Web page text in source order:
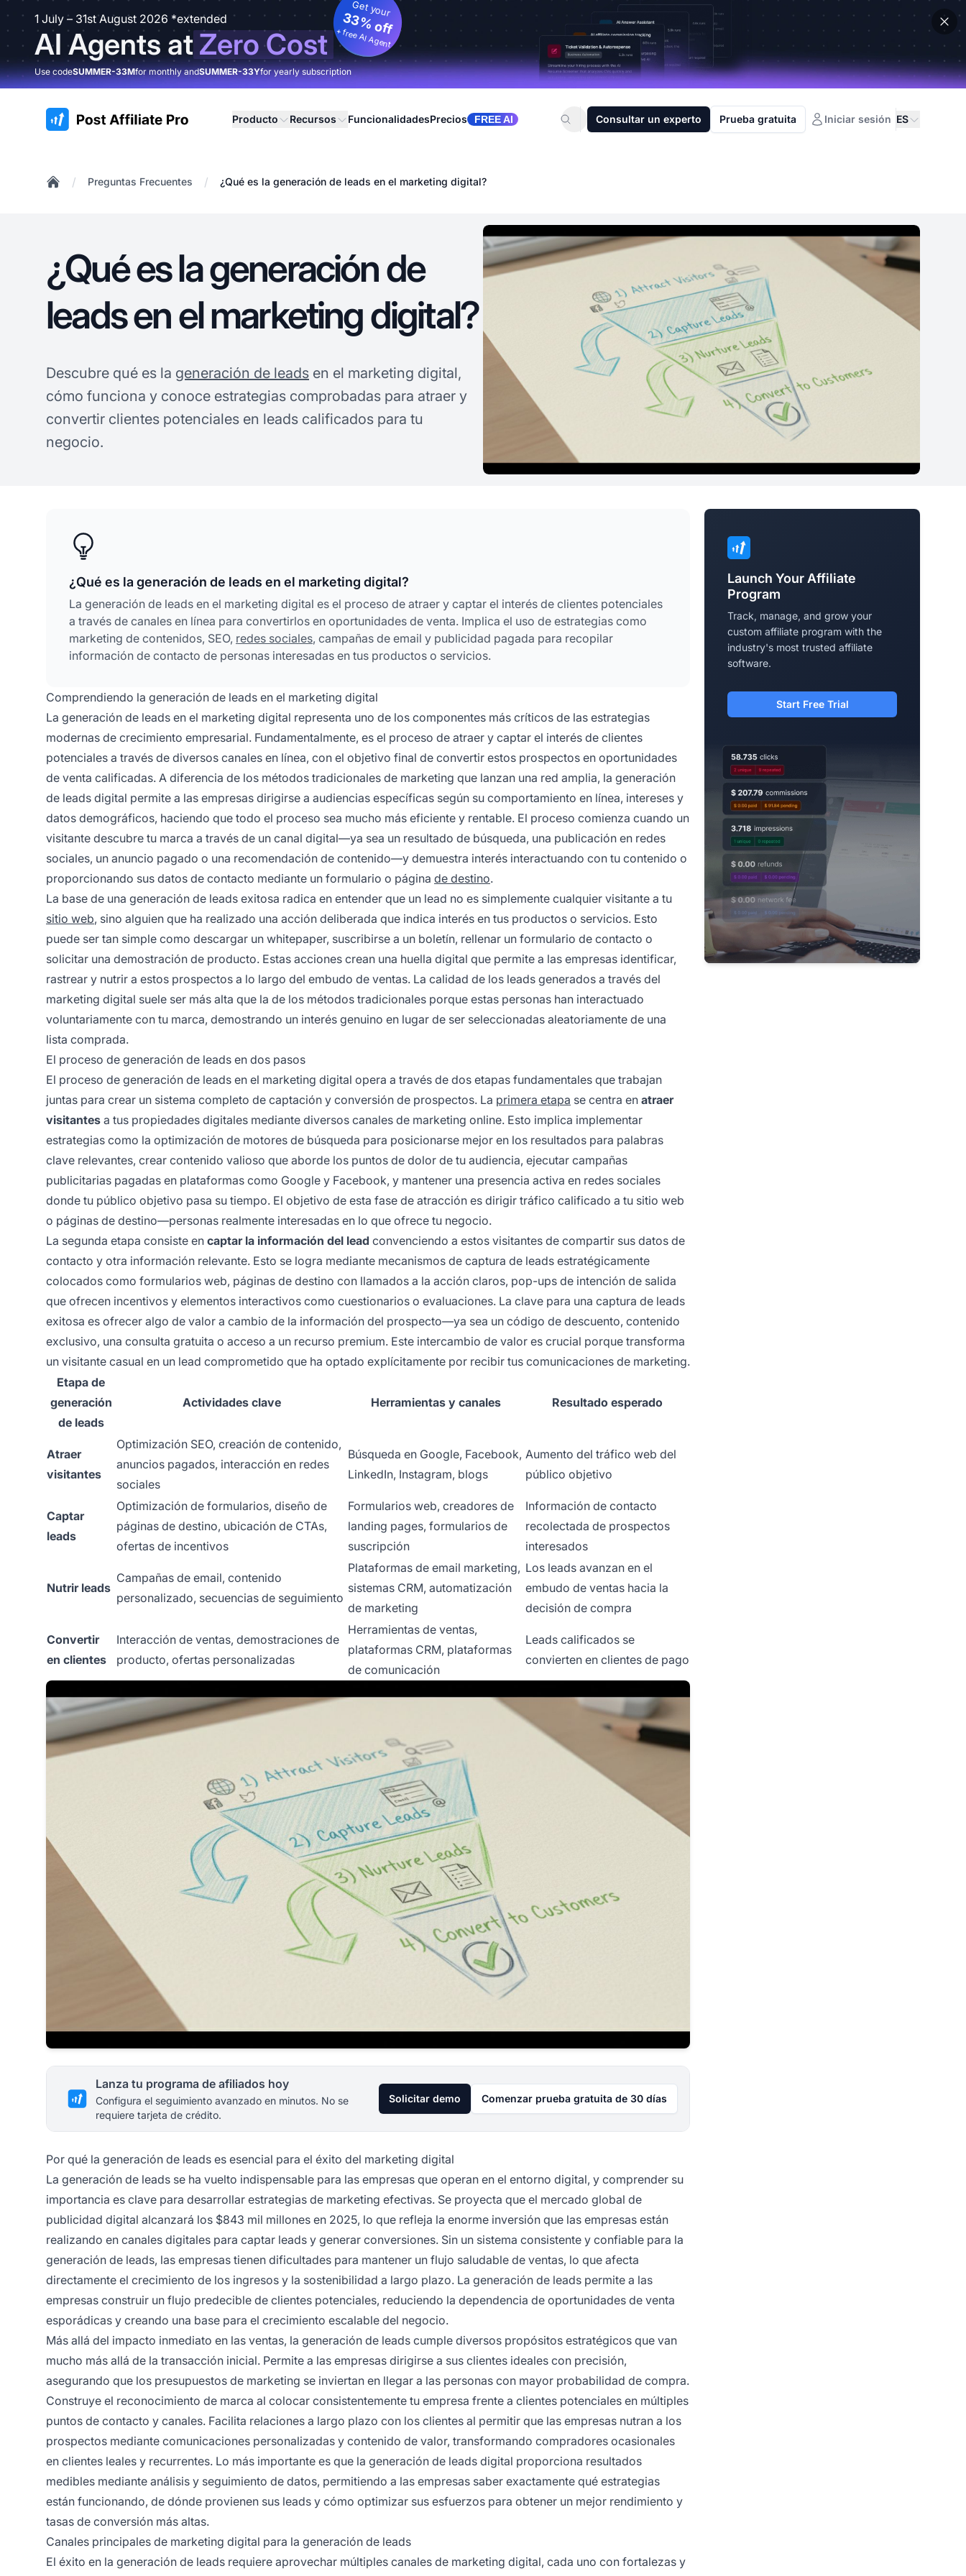
1 July – 31st August 2026 *extended
AI Agents atZero Cost
Get your
33% off
+ free AI Agent
Use codeSUMMER-33Mfor monthly andSUMMER-33Yfor yearly subscription
:site.title Producto Recursos FuncionalidadesPrecios FREE AI Consultar un experto Prueba gratuita Iniciar sesión ES
/ Preguntas Frecuentes / ¿Qué es la generación de leads en el marketing digital?
¿Qué es la generación de
leads en el marketing digital?
Descubre qué es la generación de leads en el marketing digital,
cómo funciona y conoce estrategias comprobadas para atraer y
convertir clientes potenciales en leads calificados para tu
negocio.
¿Qué es la generación de leads en el marketing digital?
La generación de leads en el marketing digital es el proceso de atraer y captar el interés de clientes potenciales
a través de canales en línea para convertirlos en oportunidades de venta. Implica el uso de estrategias como
marketing de contenidos, SEO, redes sociales, campañas de email y publicidad pagada para recopilar
información de contacto de personas interesadas en tus productos o servicios.
Comprendiendo la generación de leads en el marketing digital
La generación de leads en el marketing digital representa uno de los componentes más críticos de las estrategias
modernas de crecimiento empresarial. Fundamentalmente, es el proceso de atraer y captar el interés de clientes
potenciales a través de diversos canales en línea, con el objetivo final de convertir estos prospectos en oportunidades
de venta calificadas. A diferencia de los métodos tradicionales de marketing que lanzan una red amplia, la generación
de leads digital permite a las empresas dirigirse a audiencias específicas según su comportamiento en línea, intereses y
datos demográficos, haciendo que todo el proceso sea mucho más eficiente y rentable. El proceso comienza cuando un
visitante descubre tu marca a través de un canal digital—ya sea un resultado de búsqueda, una publicación en redes
sociales, un anuncio pagado o una recomendación de contenido—y demuestra interés interactuando con tu contenido o
proporcionando sus datos de contacto mediante un formulario o página de destino.
La base de una generación de leads exitosa radica en entender que un lead no es simplemente cualquier visitante a tu
sitio web, sino alguien que ha realizado una acción deliberada que indica interés en tus productos o servicios. Esto
puede ser tan simple como descargar un whitepaper, suscribirse a un boletín, rellenar un formulario de contacto o
solicitar una demostración de producto. Estas acciones crean una huella digital que permite a las empresas identificar,
rastrear y nutrir a estos prospectos a lo largo del embudo de ventas. La calidad de los leads generados a través del
marketing digital suele ser más alta que la de los métodos tradicionales porque estas personas han interactuado
voluntariamente con tu marca, demostrando un interés genuino en lugar de ser seleccionadas aleatoriamente de una
lista comprada.
El proceso de generación de leads en dos pasos
El proceso de generación de leads en el marketing digital opera a través de dos etapas fundamentales que trabajan
juntas para crear un sistema completo de captación y conversión de prospectos. La primera etapa se centra en atraer
visitantes a tus propiedades digitales mediante diversos canales de marketing online. Esto implica implementar
estrategias como la optimización de motores de búsqueda para posicionarse mejor en los resultados para palabras
clave relevantes, crear contenido valioso que aborde los puntos de dolor de tu audiencia, ejecutar campañas
publicitarias pagadas en plataformas como Google y Facebook, y mantener una presencia activa en redes sociales
donde tu público objetivo pasa su tiempo. El objetivo de esta fase de atracción es dirigir tráfico calificado a tu sitio web
o páginas de destino—personas realmente interesadas en lo que ofrece tu negocio.
La segunda etapa consiste en captar la información del lead convenciendo a estos visitantes de compartir sus datos de
contacto y otra información relevante. Esto se logra mediante mecanismos de captura de leads estratégicamente
colocados como formularios web, páginas de destino con llamados a la acción claros, pop-ups de intención de salida
que ofrecen incentivos y elementos interactivos como cuestionarios o evaluaciones. La clave para una captura de leads
exitosa es ofrecer algo de valor a cambio de la información del prospecto—ya sea un código de descuento, contenido
exclusivo, una consulta gratuita o acceso a un recurso premium. Este intercambio de valor es crucial porque transforma
un visitante casual en un lead comprometido que ha optado explícitamente por recibir tus comunicaciones de marketing.
Etapa de
generación
de leads
Actividades clave Herramientas y canales Resultado esperado
Atraer
visitantes
Optimización SEO, creación de contenido,
anuncios pagados, interacción en redes
sociales
Búsqueda en Google, Facebook,
LinkedIn, Instagram, blogs
Aumento del tráfico web del
público objetivo
Captar
leads
Optimización de formularios, diseño de
páginas de destino, ubicación de CTAs,
ofertas de incentivos
Formularios web, creadores de
landing pages, formularios de
suscripción
Información de contacto
recolectada de prospectos
interesados
Nutrir leads
Campañas de email, contenido
personalizado, secuencias de seguimiento
Plataformas de email marketing,
sistemas CRM, automatización
de marketing
Los leads avanzan en el
embudo de ventas hacia la
decisión de compra
Convertir
en clientes
Interacción de ventas, demostraciones de
producto, ofertas personalizadas
Herramientas de ventas,
plataformas CRM, plataformas
de comunicación
Leads calificados se
convierten en clientes de pago
Lanza tu programa de afiliados hoy
Configura el seguimiento avanzado en minutos. No se
requiere tarjeta de crédito.
Solicitar demo Comenzar prueba gratuita de 30 días
Por qué la generación de leads es esencial para el éxito del marketing digital
La generación de leads se ha vuelto indispensable para las empresas que operan en el entorno digital, y comprender su
importancia es clave para desarrollar estrategias de marketing efectivas. Se proyecta que el mercado global de
publicidad digital alcanzará los $843 mil millones en 2025, lo que refleja la enorme inversión que las empresas están
realizando en canales digitales para captar leads y generar conversiones. Sin un sistema consistente y confiable para la
generación de leads, las empresas tienen dificultades para mantener un flujo saludable de ventas, lo que afecta
directamente el crecimiento de los ingresos y la sostenibilidad a largo plazo. La generación de leads permite a las
empresas construir un flujo predecible de clientes potenciales, reduciendo la dependencia de oportunidades de venta
esporádicas y creando una base para el crecimiento escalable del negocio.
Más allá del impacto inmediato en las ventas, la generación de leads cumple diversos propósitos estratégicos que van
mucho más allá de la transacción inicial. Permite a las empresas dirigirse a sus clientes ideales con precisión,
asegurando que los presupuestos de marketing se inviertan en llegar a las personas con mayor probabilidad de compra.
Construye el reconocimiento de marca al colocar consistentemente tu empresa frente a clientes potenciales en múltiples
puntos de contacto y canales. Facilita relaciones a largo plazo con los clientes al permitir que las empresas nutran a los
prospectos mediante comunicaciones personalizadas y contenido de valor, transformando compradores ocasionales
en clientes leales y recurrentes. Lo más importante es que la generación de leads digital proporciona resultados
medibles mediante análisis y seguimiento de datos, permitiendo a las empresas saber exactamente qué estrategias
están funcionando, de dónde provienen sus leads y cómo optimizar sus esfuerzos para obtener un mejor rendimiento y
tasas de conversión más altas.
Canales principales de marketing digital para la generación de leads
El éxito en la generación de leads requiere aprovechar múltiples canales de marketing digital, cada uno con fortalezas y
Launch Your Affiliate
Program
Track, manage, and grow your
custom affiliate program with the
industry's most trusted affiliate
software.
Start Free Trial